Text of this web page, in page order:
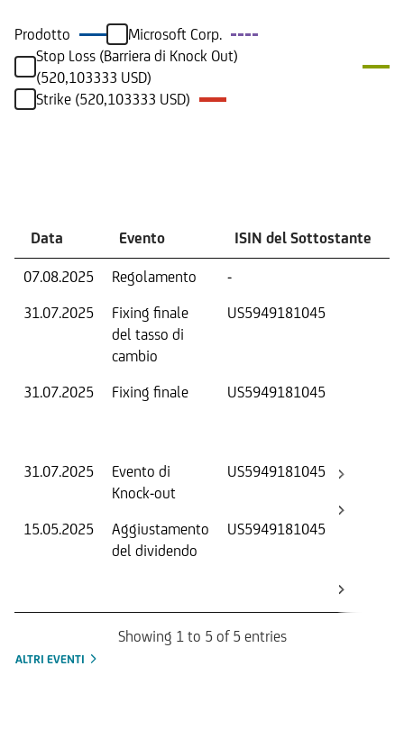
Prodotto
Microsoft Corp.
Stop Loss (Barriera di Knock Out)
(520,103333 USD)
Strike (520,103333 USD)
Data Evento ISIN del Sottostante
07.08.2025 Regolamento -
31.07.2025
Fixing finale
del tasso di
cambio
US5949181045
31.07.2025 Fixing finale US5949181045
31.07.2025
Evento di
Knock-out
US5949181045
15.05.2025
Aggiustamento
del dividendo
US5949181045
Showing 1 to 5 of 5 entries
ALTRI EVENTI